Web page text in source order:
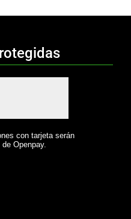
con tarjeta serán
Openpay.